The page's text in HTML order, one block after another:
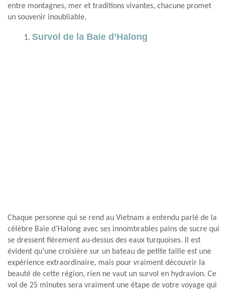
entre montagnes, mer et traditions vivantes, chacune promet
un souvenir inoubliable.
Survol de la Baie d’Halong
Chaque personne qui se rend au Vietnam a entendu parlé de la
célèbre Baie d’Halong avec ses innombrables pains de sucre qui
se dressent fièrement au-dessus des eaux turquoises. Il est
évident qu’une croisière sur un bateau de petite taille est une
expérience extraordinaire, mais pour vraiment découvrir la
beauté de cette région, rien ne vaut un survol en hydravion. Ce
vol de 25 minutes sera vraiment une étape de votre voyage qui